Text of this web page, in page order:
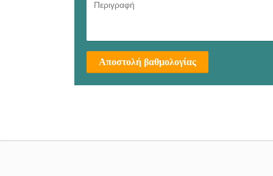
Αποστολή βαθμολογίας